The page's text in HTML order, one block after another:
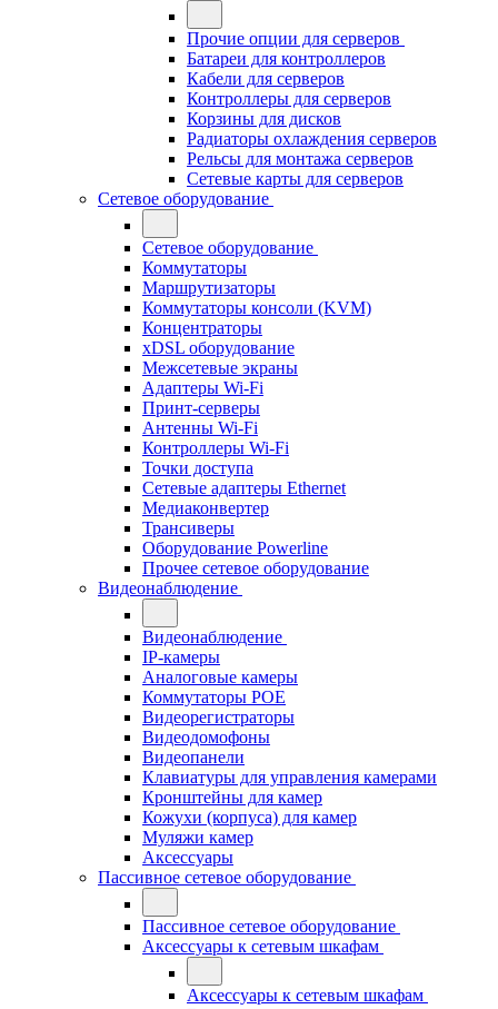
Прочие опции для серверов
Батареи для контроллеров
Кабели для серверов
Контроллеры для серверов
Корзины для дисков
Радиаторы охлаждения серверов
Рельсы для монтажа серверов
Сетевые карты для серверов
Сетевое оборудование
Сетевое оборудование
Коммутаторы
Маршрутизаторы
Коммутаторы консоли (KVM)
Концентраторы
xDSL оборудование
Межсетевые экраны
Адаптеры Wi-Fi
Принт-серверы
Антенны Wi-Fi
Контроллеры Wi-Fi
Точки доступа
Сетевые адаптеры Ethernet
Медиаконвертер
Трансиверы
Оборудование Powerline
Прочее сетевое оборудование
Видеонаблюдение
Видеонаблюдение
IP-камеры
Аналоговые камеры
Коммутаторы POE
Видеорегистраторы
Видеодомофоны
Видеопанели
Клавиатуры для управления камерами
Кронштейны для камер
Кожухи (корпуса) для камер
Муляжи камер
Аксессуары
Пассивное сетевое оборудование
Пассивное сетевое оборудование
Аксессуары к сетевым шкафам
Аксессуары к сетевым шкафам